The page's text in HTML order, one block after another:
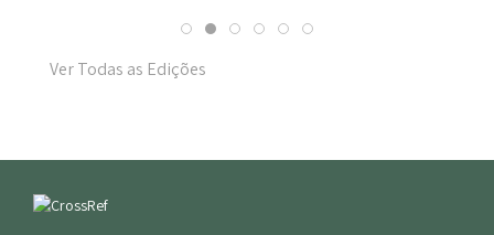
Ver Todas as Edições